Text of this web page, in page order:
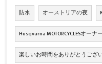
防水 オーストリアの夜
Husqvarna MOTORCYCLESオーナ
楽しいお時間をありがとうござ